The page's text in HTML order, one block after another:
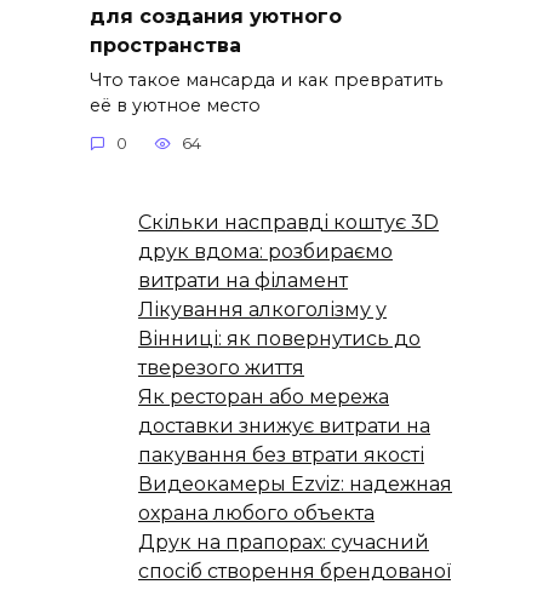
для создания уютного
пространства
Что такое мансарда и как превратить
её в уютное место
0 64
Скільки насправді коштує 3D
друк вдома: розбираємо
витрати на філамент
Лікування алкоголізму у
Вінниці: як повернутись до
тверезого життя
Як ресторан або мережа
доставки знижує витрати на
пакування без втрати якості
Видеокамеры Ezviz: надежная
охрана любого объекта
Друк на прапорах: сучасний
спосіб створення брендованої